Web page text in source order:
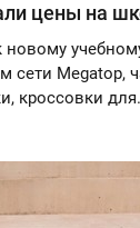
цены на
сети Megatop,
кроссовки